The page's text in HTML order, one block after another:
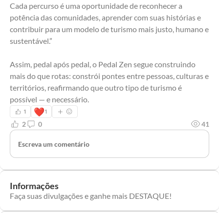
Cada percurso é uma oportunidade de reconhecer a
potência das comunidades, aprender com suas histórias e
contribuir para um modelo de turismo mais justo, humano e
sustentável.”
Assim, pedal após pedal, o Pedal Zen segue construindo
mais do que rotas: constrói pontes entre pessoas, culturas e
territórios, reafirmando que outro tipo de turismo é
possível — e necessário.
1 ❤️1
2 0 41
Escreva um comentário
Informações
Faça suas divulgações e ganhe mais DESTAQUE!